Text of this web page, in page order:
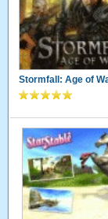
Stormfall: Age of